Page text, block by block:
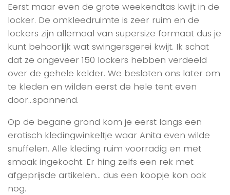
Eerst maar even de grote weekendtas kwijt in de
locker. De omkleedruimte is zeer ruim en de
lockers zijn allemaal van supersize formaat dus je
kunt behoorlijk wat swingersgerei kwijt. Ik schat
dat ze ongeveer 150 lockers hebben verdeeld
over de gehele kelder. We besloten ons later om
te kleden en wilden eerst de hele tent even
door…spannend.
Op de begane grond kom je eerst langs een
erotisch kledingwinkeltje waar Anita even wilde
snuffelen. Alle kleding ruim voorradig en met
smaak ingekocht. Er hing zelfs een rek met
afgeprijsde artikelen… dus een koopje kon ook
nog.